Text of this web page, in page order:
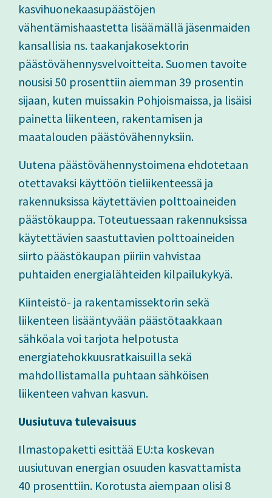
kasvihuonekaasupäästöjen
vähentämishaastetta lisäämällä jäsenmaiden
kansallisia ns. taakanjakosektorin
päästövähennysvelvoitteita. Suomen tavoite
nousisi 50 prosenttiin aiemman 39 prosentin
sijaan, kuten muissakin Pohjoismaissa, ja lisäisi
painetta liikenteen, rakentamisen ja
maatalouden päästövähennyksiin.
Uutena päästövähennystoimena ehdotetaan
otettavaksi käyttöön tieliikenteessä ja
rakennuksissa käytettävien polttoaineiden
päästökauppa. Toteutuessaan rakennuksissa
käytettävien saastuttavien polttoaineiden
siirto päästökaupan piiriin vahvistaa
puhtaiden energialähteiden kilpailukykyä.
Kiinteistö- ja rakentamissektorin sekä
liikenteen lisääntyvään päästötaakkaan
sähköala voi tarjota helpotusta
energiatehokkuusratkaisuilla sekä
mahdollistamalla puhtaan sähköisen
liikenteen vahvan kasvun.
Uusiutuva tulevaisuus
Ilmastopaketti esittää EU:ta koskevan
uusiutuvan energian osuuden kasvattamista
40 prosenttiin. Korotusta aiempaan olisi 8